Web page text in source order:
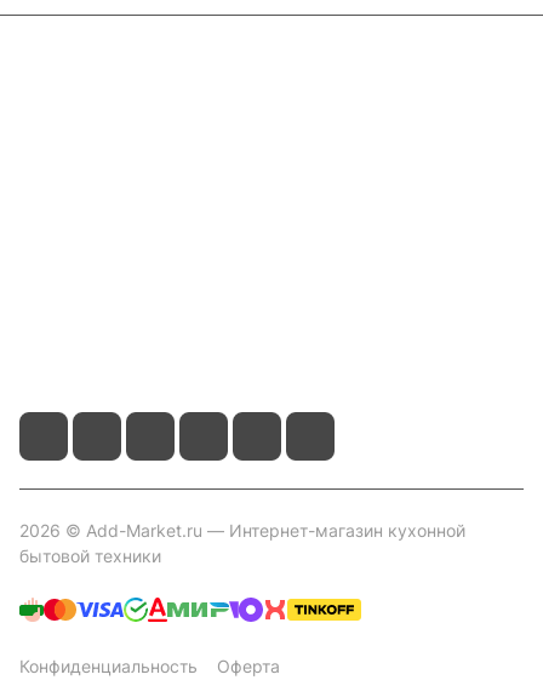
2026 © Add-Market.ru — Интернет-магазин кухонной
бытовой техники
Конфиденциальность Оферта